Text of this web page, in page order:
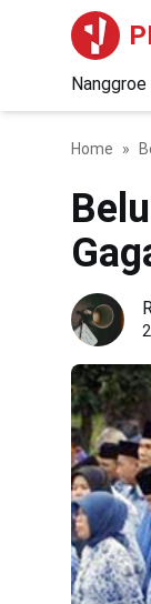
Nanggroe
Home